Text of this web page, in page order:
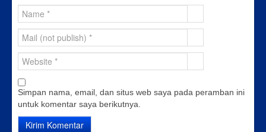
Simpan nama, email, dan situs web saya pada peramban ini
untuk komentar saya berikutnya.